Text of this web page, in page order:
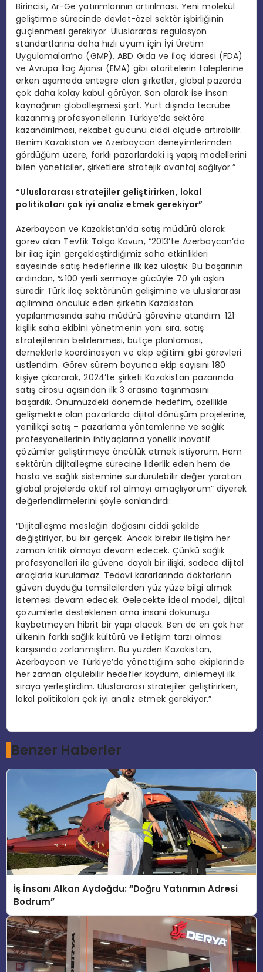
Birincisi, Ar-Ge yatırımlarının artırılması. Yeni molekül
geliştirme sürecinde devlet-özel sektör işbirliğinin
güçlenmesi gerekiyor. Uluslararası regülasyon
standartlarına daha hızlı uyum için İyi Üretim
Uygulamaları’na (GMP), ABD Gıda ve İlaç İdaresi (FDA)
ve Avrupa İlaç Ajansı (EMA) gibi otoritelerin taleplerine
erken aşamada entegre olan şirketler, global pazarda
çok daha kolay kabul görüyor. Son olarak ise insan
kaynağının globalleşmesi şart. Yurt dışında tecrübe
kazanmış profesyonellerin Türkiye’de sektöre
kazandırılması, rekabet gücünü ciddi ölçüde artırabilir.
Benim Kazakistan ve Azerbaycan deneyimlerimden
gördüğüm üzere, farklı pazarlardaki iş yapış modellerini
bilen yöneticiler, şirketlere stratejik avantaj sağlıyor.”
“Uluslararası stratejiler geliştirirken, lokal
politikaları çok iyi analiz etmek gerekiyor”
Azerbaycan ve Kazakistan’da satış müdürü olarak
görev alan Tevfik Tolga Kavun, “2013’te Azerbaycan’da
bir ilaç için gerçekleştirdiğimiz saha etkinlikleri
sayesinde satış hedeflerine ilk kez ulaştık. Bu başarının
ardından, %100 yerli sermaye gücüyle 70 yılı aşkın
süredir Türk ilaç sektörünün gelişimine ve uluslararası
açılımına öncülük eden şirketin Kazakistan
yapılanmasında saha müdürü görevine atandım. 121
kişilik saha ekibini yönetmenin yanı sıra, satış
stratejilerinin belirlenmesi, bütçe planlaması,
derneklerle koordinasyon ve ekip eğitimi gibi görevleri
üstlendim. Görev sürem boyunca ekip sayısını 180
kişiye çıkararak, 2024’te şirketi Kazakistan pazarında
satış cirosu açısından ilk 3 arasına taşınmasını
başardık. Önümüzdeki dönemde hedefim, özellikle
gelişmekte olan pazarlarda dijital dönüşüm projelerine,
yenilikçi satış – pazarlama yöntemlerine ve sağlık
profesyonellerinin ihtiyaçlarına yönelik inovatif
çözümler geliştirmeye öncülük etmek istiyorum. Hem
sektörün dijitalleşme sürecine liderlik eden hem de
hasta ve sağlık sistemine sürdürülebilir değer yaratan
global projelerde aktif rol almayı amaçlıyorum” diyerek
değerlendirmelerini şöyle sonlandırdı:
“Dijitalleşme mesleğin doğasını ciddi şekilde
değiştiriyor, bu bir gerçek. Ancak birebir iletişim her
zaman kritik olmaya devam edecek. Çünkü sağlık
profesyonelleri ile güvene dayalı bir ilişki, sadece dijital
araçlarla kurulamaz. Tedavi kararlarında doktorların
güven duyduğu temsilcilerden yüz yüze bilgi almak
istemesi devam edecek. Gelecekte ideal model, dijital
çözümlerle desteklenen ama insani dokunuşu
kaybetmeyen hibrit bir yapı olacak. Ben de en çok her
ülkenin farklı sağlık kültürü ve iletişim tarzı olması
karşısında zorlanmıştım. Bu yüzden Kazakistan,
Azerbaycan ve Türkiye’de yönettiğim saha ekiplerinde
her zaman ölçülebilir hedefler koydum, dinlemeyi ilk
sıraya yerleştirdim. Uluslararası stratejiler geliştirirken,
lokal politikaları çok iyi analiz etmek gerekiyor.”
Benzer Haberler
İş İnsanı Alkan Aydoğdu: “Doğru Yatırımın Adresi
Bodrum”